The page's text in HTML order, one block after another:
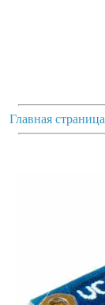
Главная страница